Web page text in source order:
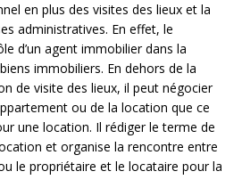
en plus des visites des lieux et la
administratives. En effet, le
d’un agent immobilier dans la
immobiliers. En dehors de la
de visite des lieux, il peut négocier
ou de la location que ce
une location. Il rédiger le terme de
et organise la rencontre entre
le propriétaire et le locataire pour la